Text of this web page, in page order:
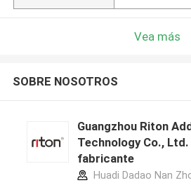
Vea más
SOBRE NOSOTROS
Guangzhou Riton
Technology Co.,
fabricante
Huadi Dadao Nan